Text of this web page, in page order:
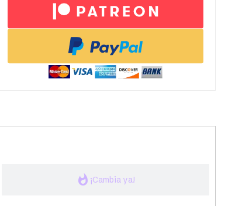
whatshot ¡Cambia ya!